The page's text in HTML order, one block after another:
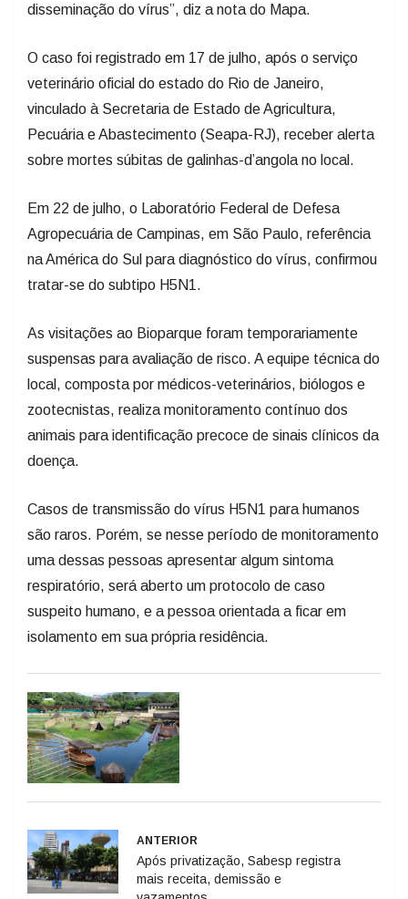
disseminação do vírus”, diz a nota do Mapa.
O caso foi registrado em 17 de julho, após o serviço
veterinário oficial do estado do Rio de Janeiro,
vinculado à Secretaria de Estado de Agricultura,
Pecuária e Abastecimento (Seapa-RJ), receber alerta
sobre mortes súbitas de galinhas-d’angola no local.
Em 22 de julho, o Laboratório Federal de Defesa
Agropecuária de Campinas, em São Paulo, referência
na América do Sul para diagnóstico do vírus, confirmou
tratar-se do subtipo H5N1.
As visitações ao Bioparque foram temporariamente
suspensas para avaliação de risco. A equipe técnica do
local, composta por médicos-veterinários, biólogos e
zootecnistas, realiza monitoramento contínuo dos
animais para identificação precoce de sinais clínicos da
doença.
Casos de transmissão do vírus H5N1 para humanos
são raros. Porém, se nesse período de monitoramento
uma dessas pessoas apresentar algum sintoma
respiratório, será aberto um protocolo de caso
suspeito humano, e a pessoa orientada a ficar em
isolamento em sua própria residência.
ANTERIOR
Após privatização, Sabesp registra
mais receita, demissão e